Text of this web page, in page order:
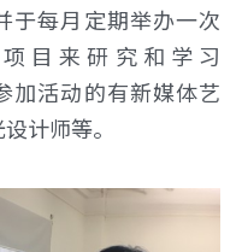
于每月定期举办一次
目来研究和学习
加活动的有新媒体艺
计师等。